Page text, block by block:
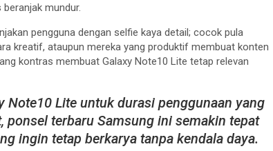
mundur.
pengguna dengan selfie kaya detail; cocok pula
kreatif, ataupun mereka yang produktif membuat konten
kontras membuat Galaxy Note10 Lite tetap relevan
Note10 Lite untuk durasi penggunaan yang
terbaru Samsung ini semakin tepat
ingin tetap berkarya tanpa kendala daya.